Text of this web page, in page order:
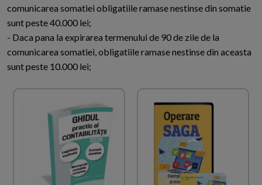
comunicarea somatiei obligatiile ramase nestinse din somatie
sunt peste 40.000 lei;
- Daca pana la expirarea termenului de 90 de zile de la
comunicarea somatiei, obligatiile ramase nestinse din aceasta
sunt peste 10.000 lei;